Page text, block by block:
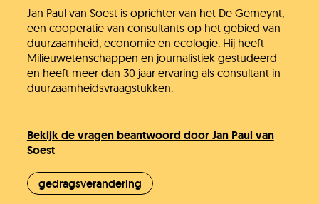
Jan Paul van Soest is oprichter van het De Gemeynt,
een cooperatie van consultants op het gebied van
duurzaamheid, economie en ecologie. Hij heeft
Milieuwetenschappen en journalistiek gestudeerd
en heeft meer dan 30 jaar ervaring als consultant in
duurzaamheidsvraagstukken.
Bekijk de vragen beantwoord door Jan Paul van
Soest
gedragsverandering